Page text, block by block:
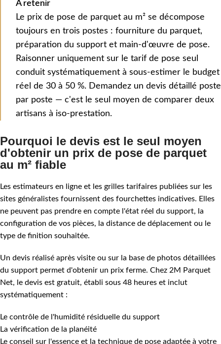
À retenir
Le prix de pose de parquet au m² se décompose
toujours en trois postes : fourniture du parquet,
préparation du support et main-d'œuvre de pose.
Raisonner uniquement sur le tarif de pose seul
conduit systématiquement à sous-estimer le budget
réel de 30 à 50 %. Demandez un devis détaillé poste
par poste — c'est le seul moyen de comparer deux
artisans à iso-prestation.
Pourquoi le devis est le seul moyen
d'obtenir un prix de pose de parquet
au m² fiable
Les estimateurs en ligne et les grilles tarifaires publiées sur les
sites généralistes fournissent des fourchettes indicatives. Elles
ne peuvent pas prendre en compte l'état réel du support, la
configuration de vos pièces, la distance de déplacement ou le
type de finition souhaitée.
Un devis réalisé après visite ou sur la base de photos détaillées
du support permet d'obtenir un prix ferme. Chez 2M Parquet
Net, le devis est gratuit, établi sous 48 heures et inclut
systématiquement :
Le contrôle de l'humidité résiduelle du support
La vérification de la planéité
Le conseil sur l'essence et la technique de pose adaptée à votre